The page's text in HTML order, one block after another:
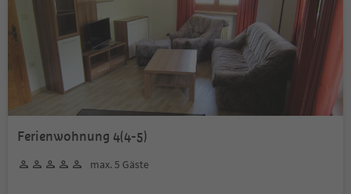
Ferienwohnung 4(4-5)
max. 5 Gäste